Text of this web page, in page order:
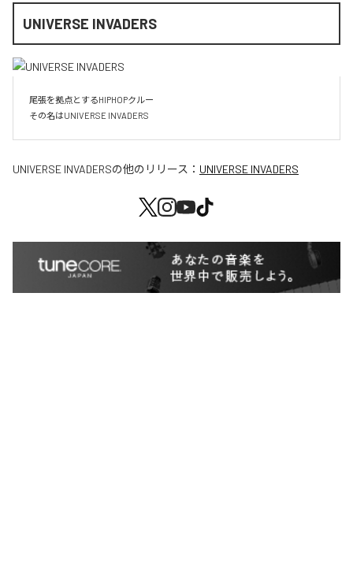
UNIVERSE INVADERS
尾張を拠点とするHIPHOPクルー
その名はUNIVERSE INVADERS
UNIVERSE INVADERSの他のリリース： UNIVERSE INVADERS